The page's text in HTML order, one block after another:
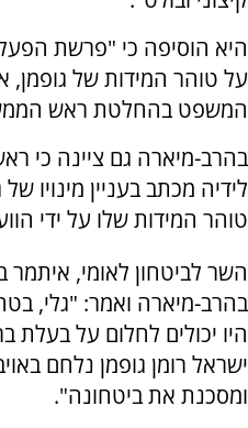
היא הוסיפה כי "פרשת
על טוהר המידות של גופמן,
המשפט בהחלטת ראש
בהרב-מיארה גם ציינה כי
לידיה מכתב בעניין מינויו
טוהר המידות שלו על ידי
השר לביטחון לאומי, איתמר
בהרב-מיארה ואמר: "גלי,
היו יכולים לחלום על בעלת
ישראל רומן גופמן נלחם
ומסכנת את ביטחונה".